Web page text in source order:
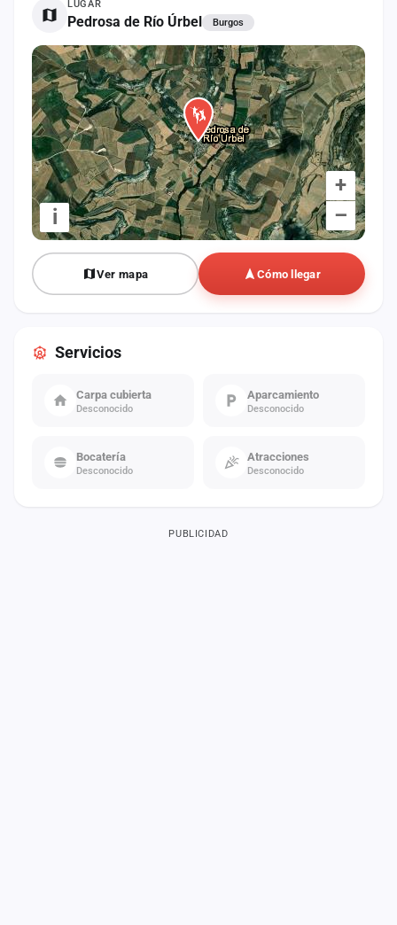
LUGAR
Pedrosa de Río Úrbel Burgos
+
–
i
Ver mapa Cómo llegar
Servicios
Carpa cubierta
Desconocido
Aparcamiento
Desconocido
Bocatería
Desconocido
Atracciones
Desconocido
PUBLICIDAD